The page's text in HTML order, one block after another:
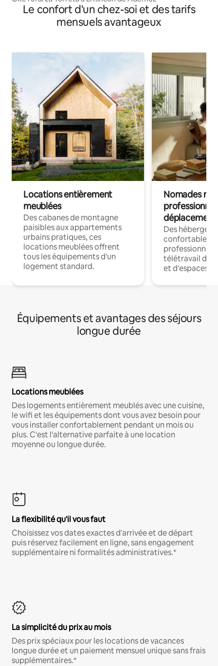
Le confort d'un chez-soi et des tarifs
mensuels avantageux
Locations entièrement
meublées
Des cabanes de montagne
paisibles aux appartements
urbains pratiques, ces
locations meublées offrent
tous les équipements d'un
logement standard.
Nomades
déplacement
Des
confortables
professionnels
télétravail
et d'espaces
Équipements et avantages des séjours
longue durée
Locations meublées
Des logements entièrement meublés avec une cuisine,
le wifi et les équipements dont vous avez besoin pour
vous installer confortablement pendant un mois ou
plus. C'est l'alternative parfaite à une location
moyenne ou longue durée.
La flexibilité qu'il vous faut
Choisissez vos dates exactes d'arrivée et de départ
puis réservez facilement en ligne, sans engagement
supplémentaire ni formalités administratives.*
La simplicité du prix au mois
Des prix spéciaux pour les locations de vacances
longue durée et un paiement mensuel unique sans frais
supplémentaires.*